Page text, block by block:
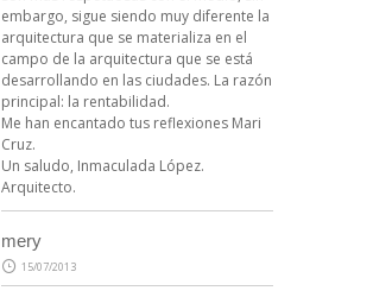
embargo, sigue siendo muy diferente la
arquitectura que se materializa en el
campo de la arquitectura que se está
desarrollando en las ciudades. La razón
principal: la rentabilidad.
Me han encantado tus reflexiones Mari
Cruz.
Un saludo, Inmaculada López.
Arquitecto.
mery
15/07/2013